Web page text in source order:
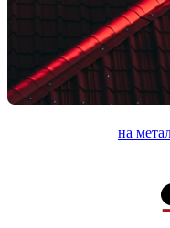
на